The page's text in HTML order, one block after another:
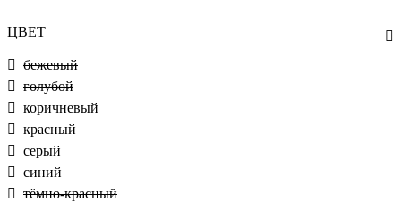
ЦВЕТ
бежевый
голубой
коричневый
красный
серый
синий
тёмно-красный